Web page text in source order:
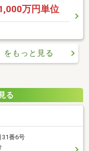
万円単位
をもっと見る
る
31番6号